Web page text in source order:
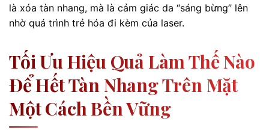
là xóa tàn nhang, mà là cảm giác da “sáng bừng” lên
nhờ quá trình trẻ hóa đi kèm của laser.
Tối Ưu Hiệu Quả Làm Thế Nào
Để Hết Tàn Nhang Trên Mặt
Một Cách Bền Vững